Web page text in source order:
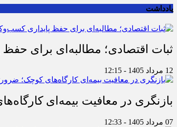
یادداشت
ثبات اقتصادی؛ مطالبه‌ای برای
12 مرداد 1405 - 12:15
بازنگری در معافیت بیمه‌ای
07 مرداد 1405 - 12:33